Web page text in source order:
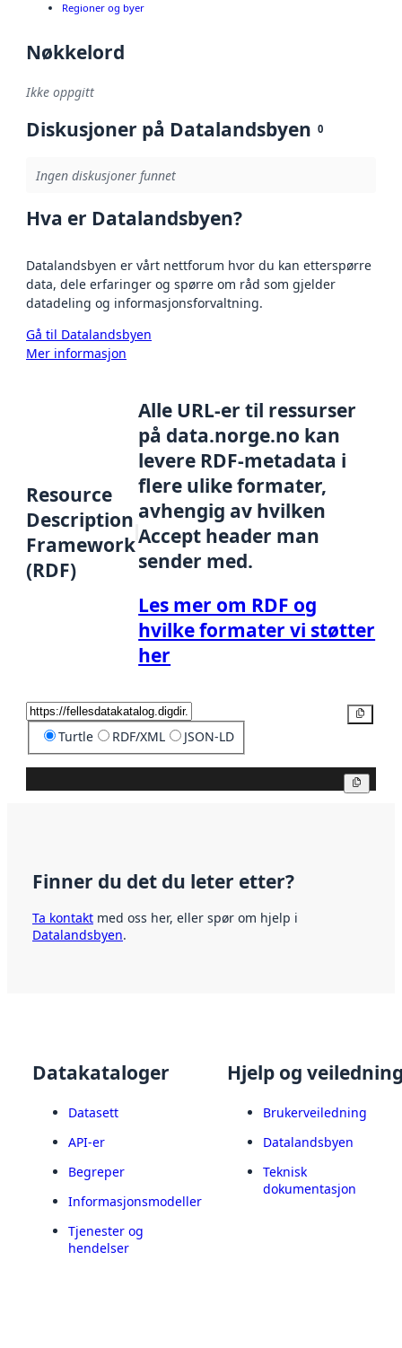
Regioner og byer
Nøkkelord
Ikke oppgitt
Diskusjoner på Datalandsbyen 0
Ingen diskusjoner funnet
Hva er Datalandsbyen?
Datalandsbyen er vårt nettforum hvor du kan etterspørre
data, dele erfaringer og spørre om råd som gjelder
datadeling og informasjonsforvaltning.
Gå til Datalandsbyen
Mer informasjon
Resource
Description
Framework
(RDF)
Alle URL-er til ressurser
på data.norge.no kan
levere RDF-metadata i
flere ulike formater,
avhengig av hvilken
Accept header man
sender med.
Les mer om RDF og
hvilke formater vi støtter
her
Turtle RDF/XML JSON-LD
Finner du det du leter etter?
Ta kontakt med oss her, eller spør om hjelp i
Datalandsbyen.
Datakataloger
Datasett
API-er
Begreper
Informasjonsmodeller
Tjenester og
hendelser
Hjelp og
Brukerveiledning
Datalandsbyen
Teknisk
dokumentasjon